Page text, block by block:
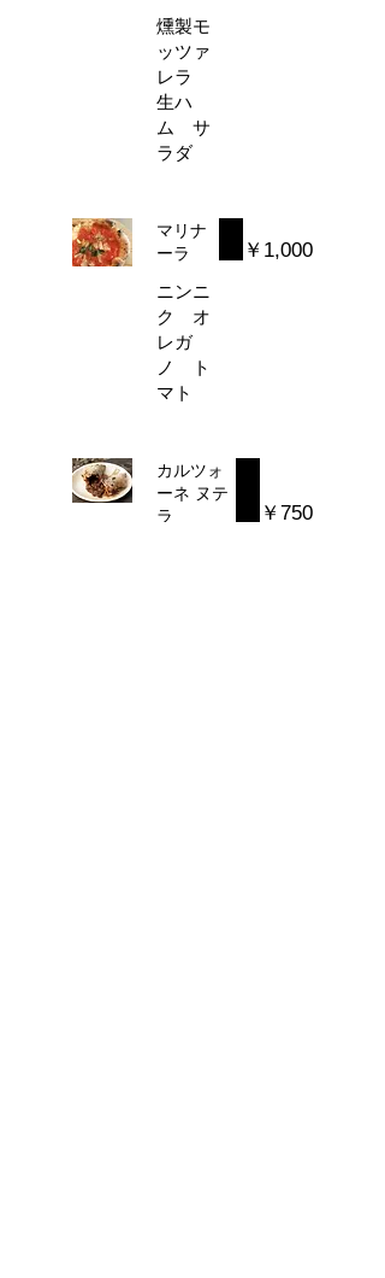
燻製モ
ッツァ
レラ
生ハ
ム サ
ラダ
マリナ
ーラ
ニンニ
ク オ
レガ
ノ ト
マト
￥1,000
カルツォ
ーネ ヌテ
ラ
￥750